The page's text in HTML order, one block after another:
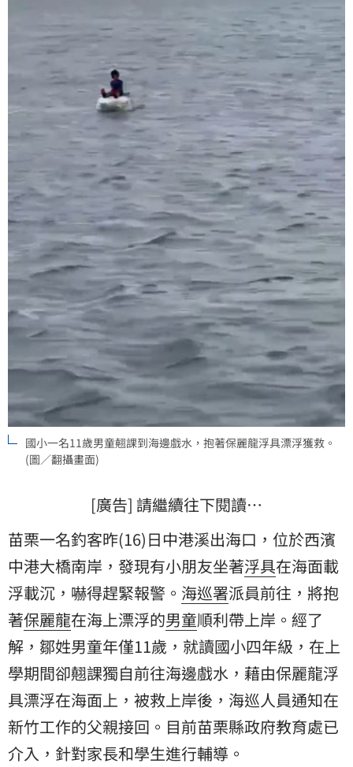
國小一名11歲男童翹課到海邊戲水，抱著保麗龍浮具漂浮獲救。
(圖／翻攝畫面)
[廣告] 請繼續往下閱讀…
苗栗一名釣客昨(16)日中港溪出海口，位於西濱
中港大橋南岸，發現有小朋友坐著浮具在海面載
浮載沉，嚇得趕緊報警。 海巡署派員前往，將抱
著保麗龍在海上漂浮的男童順利帶上岸。經了
解，鄒姓男童年僅11歲，就讀國小四年級，在上
學期間卻翹課獨自前往海邊戲水，藉由保麗龍浮
具漂浮在海面上，被救上岸後，海巡人員通知在
新竹工作的父親接回。目前苗栗縣政府教育處已
介入，針對家長和學生進行輔導。